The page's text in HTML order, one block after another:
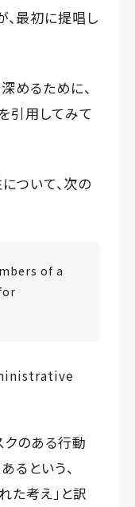
、最初に提唱し
めるために、
引用してみて
ついて、次の
of a
クのある行動
るという、
た考え」と訳